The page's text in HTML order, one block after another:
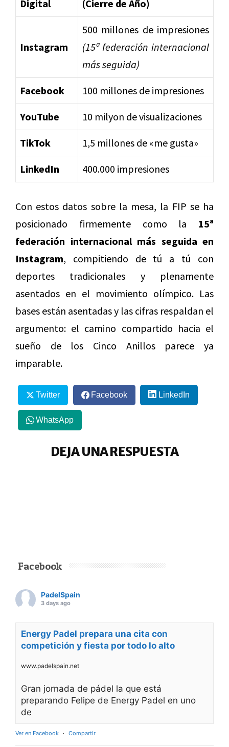
Digital (Cierre de Año)
Instagram
500 millones de impresiones
(15ª federación internacional
más seguida)
Facebook 100 millones de impresiones
YouTube 10 milyon de visualizaciones
TikTok 1,5 millones de «me gusta»
LinkedIn 400.000 impresiones
Con estos datos sobre la mesa, la FIP se ha
posicionado firmemente como la 15ª
federación internacional más seguida en
Instagram, compitiendo de tú a tú con
deportes tradicionales y plenamente
asentados en el movimiento olímpico. Las
bases están asentadas y las cifras respaldan el
argumento: el camino compartido hacia el
sueño de los Cinco Anillos parece ya
imparable.
Twitter Facebook LinkedIn
WhatsApp
DEJA UNA RESPUESTA
Facebook
PadelSpain
3 days ago
Energy Padel prepara una cita con
competición y fiesta por todo lo alto
www.padelspain.net
Gran jornada de pádel la que está
preparando Felipe de Energy Padel en uno
de
Ver en Facebook · Compartir